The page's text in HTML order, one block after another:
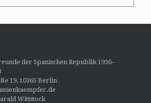
der Spanischen Republik 1936–
19, 10365 Berlin
Wittstock